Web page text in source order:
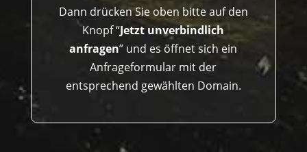
Dann drücken Sie oben bitte auf den
Knopf “Jetzt unverbindlich
anfragen” und es öffnet sich ein
Anfrageformular mit der
entsprechend gewählten Domain.